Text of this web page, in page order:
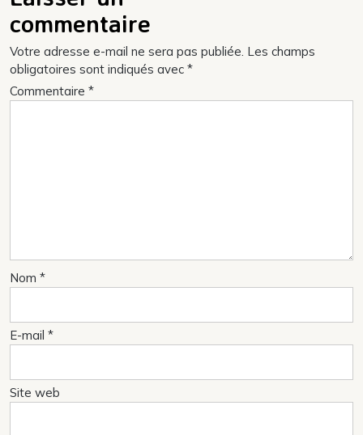
l’article
commentaire
Votre adresse e-mail ne sera pas publiée. Les champs
obligatoires sont indiqués avec *
Commentaire *
Nom *
E-mail *
Site web